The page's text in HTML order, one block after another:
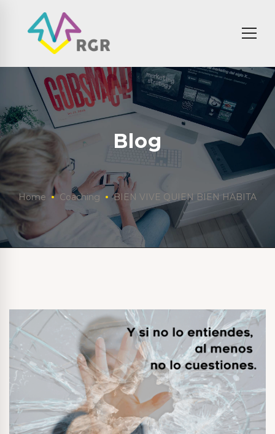
Blog
Home Coaching BIEN VIVE QUIEN BIEN HABITA